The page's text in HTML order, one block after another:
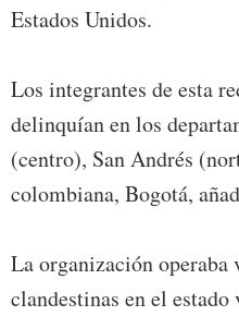
Estados Unidos.
Los integrantes de esta
delinquían en los
(centro), San Andrés
colombiana, Bogotá,
La organización operaba
clandestinas en el